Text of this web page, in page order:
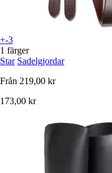
+-3
1 färger
Star Sadelgjordar
Från 219,00 kr
173,00 kr